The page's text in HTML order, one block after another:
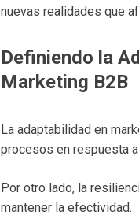
nuevas realidades que
Definiendo la
Marketing B2B
La adaptabilidad en
procesos en respuesta
Por otro lado, la
mantener la efectividad.